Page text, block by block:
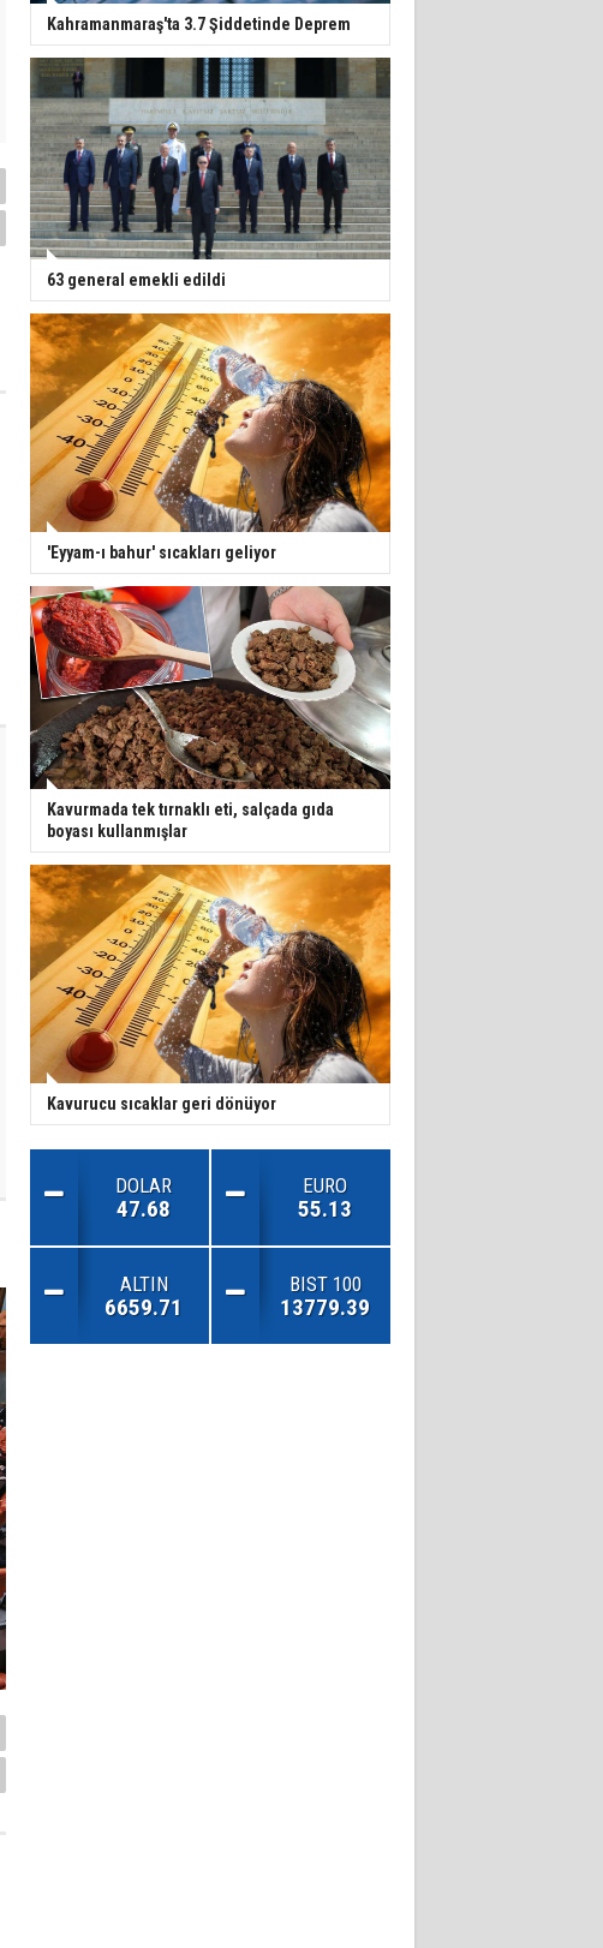
Kahramanmaraş'ta 3.7 Şiddetinde Deprem
63 general emekli edildi
'Eyyam-ı bahur' sıcakları geliyor
Kavurmada tek tırnaklı eti, salçada gıda
boyası kullanmışlar
Kavurucu sıcaklar geri dönüyor
DOLAR
47.68
EURO
55.13
ALTIN
6659.71
BIST 100
13779.39